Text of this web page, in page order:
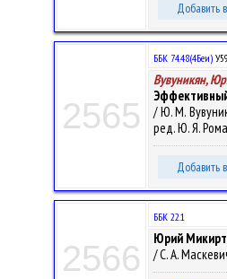
Добавить
2565
ББК 74.48(4Беи) У59
Вувуникян,
/ Ю. М.
ред. Ю. Я.
Добавить
2566
ББК 22.1
Юрий
/ С. А.